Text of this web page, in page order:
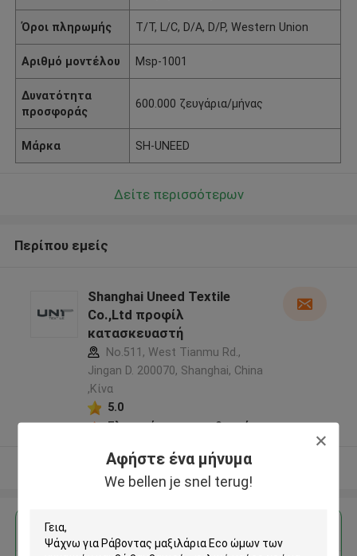
Αφήστε ένα μήνυμα
We bellen je snel terug!
Όροι πληρωμής T/T, L/C, D/A, D/P, Western Union
Αριθμό μοντέλου Msp-1001
Δυνατότητα
προσφοράς
600.000 ζευγάρια/μήνας
Μάρκα SH-UNEED
Δείτε περισσότερων
Περίπου εμείς
Shanghai Uneed Textile
Co.,Ltd προφίλ
κατασκευαστή
No.511, West Tianmu Rd.,
Jingan D. 200070, Shanghai, China
,Κίνα
5.0
Ελεγχμένος προμηθευτής
Δείτε περισσότερων
Αποκτήστε την καλύτερη τιμή για